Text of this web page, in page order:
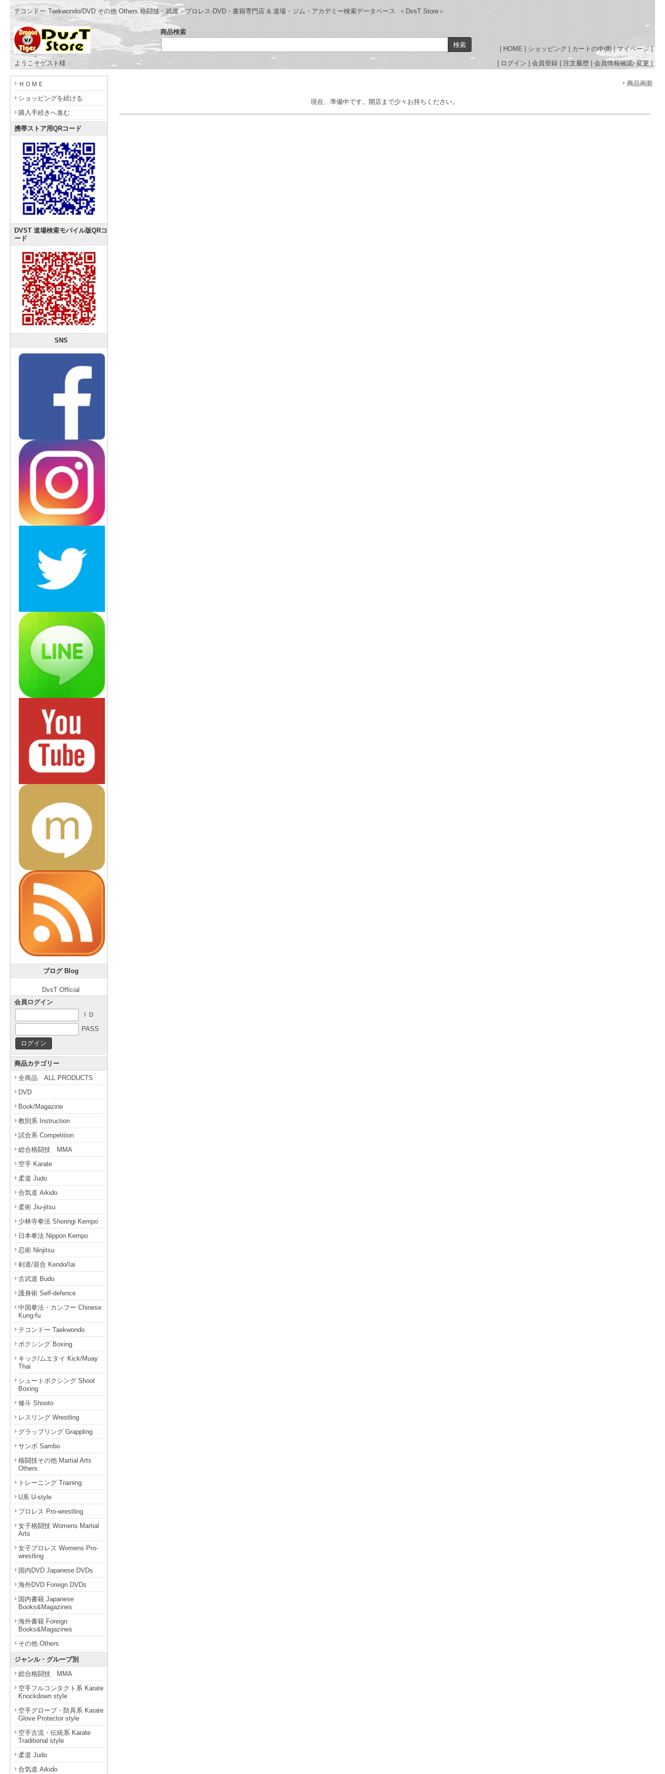
テコンドー Taekwondo/DVD その他 Others 格闘技・武道・プロレス-DVD・書籍専門店 & 道場・ジム・アカデミー検索データベース ＜DvsT Store＞
HOME ショッピング カートの中(0)|マイページ|
- www.dragonvstiger.com -
商品検索
ようこそゲスト様 ログイン 会員登録 注文履歴 会員情報確認･変更
商品画面
現在、準備中です。開店まで少々お持ちください。
ＨＯＭＥ
ショッピングを続ける
購入手続きへ進む
携帯ストア用QRコード
DVST 道場検索モバイル版QRコ
ード
SNS
ブログ Blog
DvsT Official
会員ログイン
ＩＤ
PASS
商品カテゴリー
全商品 ALL PRODUCTS
DVD
Book/Magazine
教則系 Instruction
試合系 Competition
総合格闘技 MMA
空手 Karate
柔道 Judo
合気道 Aikido
柔術 Jiu-jitsu
少林寺拳法 Shoringi Kempo
日本拳法 Nippon Kempo
忍術 Ninjitsu
剣道/居合 Kendo/Iai
古武道 Budo
護身術 Self-defence
中国拳法・カンフー Chinese
Kung-fu
テコンドー Taekwondo
ボクシング Boxing
キック/ムエタイ Kick/Muay
Thai
シュートボクシング Shoot
Boxing
修斗 Shooto
レスリング Wrestling
グラップリング Grappling
サンボ Sambo
格闘技その他 Martial Arts
Others
トレーニング Training
U系 U-style
プロレス Pro-wrestling
女子格闘技 Womens Martial
Arts
女子プロレス Womens Pro-
wrestling
国内DVD Japanese DVDs
海外DVD Foreign DVDs
国内書籍 Japanese
Books&Magazines
海外書籍 Foreign
Books&Magazines
その他 Others
ジャンル・グループ別
総合格闘技 MMA
空手フルコンタクト系 Karate
Knockdown style
空手グローブ・防具系 Karate
Glove Protector style
空手古流・伝統系 Karate
Traditional style
柔道 Judo
合気道 Aikido